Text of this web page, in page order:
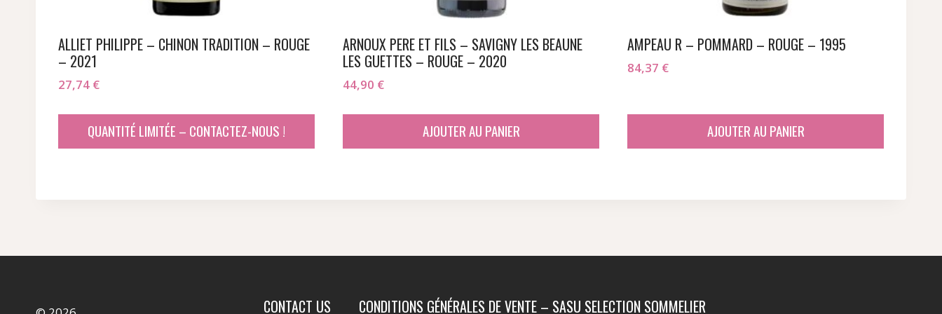
ALLIET PHILIPPE – CHINON TRADITION – ROUGE
– 2021
27,74 €
QUANTITÉ LIMITÉE – CONTACTEZ-NOUS !
ARNOUX PERE ET FILS – SAVIGNY LES BEAUNE
LES GUETTES – ROUGE – 2020
44,90 €
AJOUTER AU PANIER
AMPEAU R – POMMARD – ROUGE – 1995
84,37 €
AJOUTER AU PANIER
CONTACT US CONDITIONS GÉNÉRALES DE VENTE – SASU SELECTION SOMMELIER